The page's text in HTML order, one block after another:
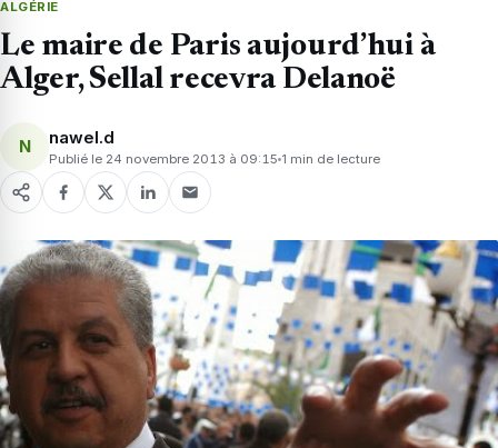
ALGÉRIE
Le maire de Paris aujourd’hui à
Alger, Sellal recevra Delanoë
N nawel.d
Publié le 24 novembre 2013 à 09:15 1 min de lecture